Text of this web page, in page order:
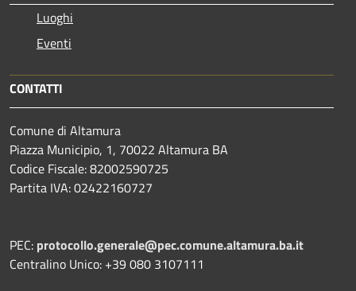
Luoghi
Eventi
CONTATTI
Comune di Altamura
Piazza Municipio, 1, 70022 Altamura BA
Codice Fiscale: 82002590725
Partita IVA: 02422160727
PEC: protocollo.generale@pec.comune.altamura.ba.it
Centralino Unico: +39 080 3107111